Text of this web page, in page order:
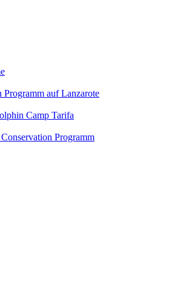
Programm auf Lanzarote
Camp Tarifa
Programm